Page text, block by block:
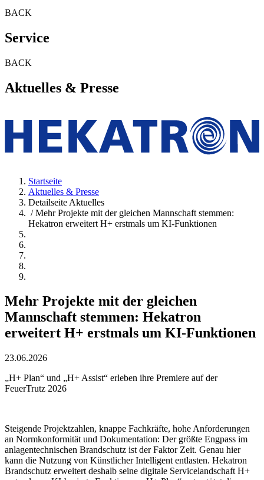
BACK
Service
BACK
Aktuelles & Presse
Startseite
Aktuelles & Presse
Detailseite Aktuelles
/ Mehr Projekte mit der gleichen Mannschaft stemmen:
Hekatron erweitert H+ erstmals um KI-Funktionen
Mehr Projekte mit der gleichen
Mannschaft stemmen: Hekatron
erweitert H+ erstmals um KI-Funktionen
23.06.2026
„H+ Plan“ und „H+ Assist“ erleben ihre Premiere auf der
FeuerTrutz 2026
Steigende Projektzahlen, knappe Fachkräfte, hohe Anforderungen
an Normkonformität und Dokumentation: Der größte Engpass im
anlagentechnischen Brandschutz ist der Faktor Zeit. Genau hier
kann die Nutzung von Künstlicher Intelligent entlasten. Hekatron
Brandschutz erweitert deshalb seine digitale Servicelandschaft H+